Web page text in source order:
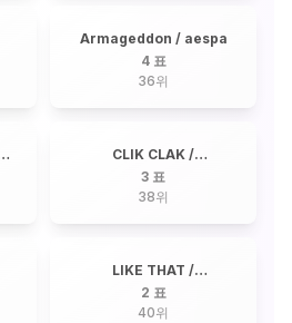
Armageddon / aespa
4 표
36위
CLIK CLAK /
BABYMONSTER
3 표
38위
LIKE THAT /
BABYMONSTER
2 표
40위